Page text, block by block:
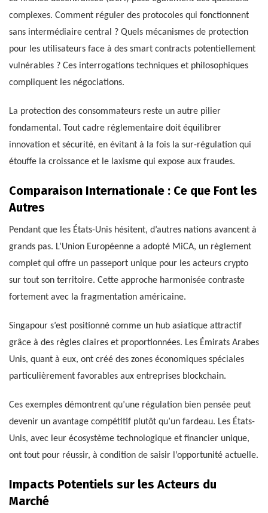
complexes. Comment réguler des protocoles qui fonctionnent
sans intermédiaire central ? Quels mécanismes de protection
pour les utilisateurs face à des smart contracts potentiellement
vulnérables ? Ces interrogations techniques et philosophiques
compliquent les négociations.
La protection des consommateurs reste un autre pilier
fondamental. Tout cadre réglementaire doit équilibrer
innovation et sécurité, en évitant à la fois la sur-régulation qui
étouffe la croissance et le laxisme qui expose aux fraudes.
Comparaison Internationale : Ce que Font les
Autres
Pendant que les États-Unis hésitent, d’autres nations avancent à
grands pas. L’Union Européenne a adopté MiCA, un règlement
complet qui offre un passeport unique pour les acteurs crypto
sur tout son territoire. Cette approche harmonisée contraste
fortement avec la fragmentation américaine.
Singapour s’est positionné comme un hub asiatique attractif
grâce à des règles claires et proportionnées. Les Émirats Arabes
Unis, quant à eux, ont créé des zones économiques spéciales
particulièrement favorables aux entreprises blockchain.
Ces exemples démontrent qu’une régulation bien pensée peut
devenir un avantage compétitif plutôt qu’un fardeau. Les États-
Unis, avec leur écosystème technologique et financier unique,
ont tout pour réussir, à condition de saisir l’opportunité actuelle.
Impacts Potentiels sur les Acteurs du
Marché